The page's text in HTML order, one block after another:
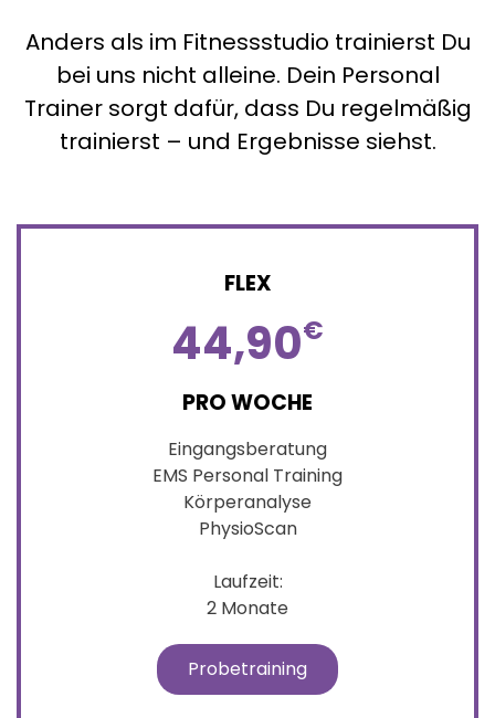
Anders als im Fitnessstudio trainierst Du
bei uns nicht alleine. Dein Personal
Trainer sorgt dafür, dass Du regelmäßig
trainierst – und Ergebnisse siehst.
FLEX
44,90€
PRO WOCHE
Eingangsberatung
EMS Personal Training
Körperanalyse
PhysioScan
Laufzeit:
2 Monate
Probetraining